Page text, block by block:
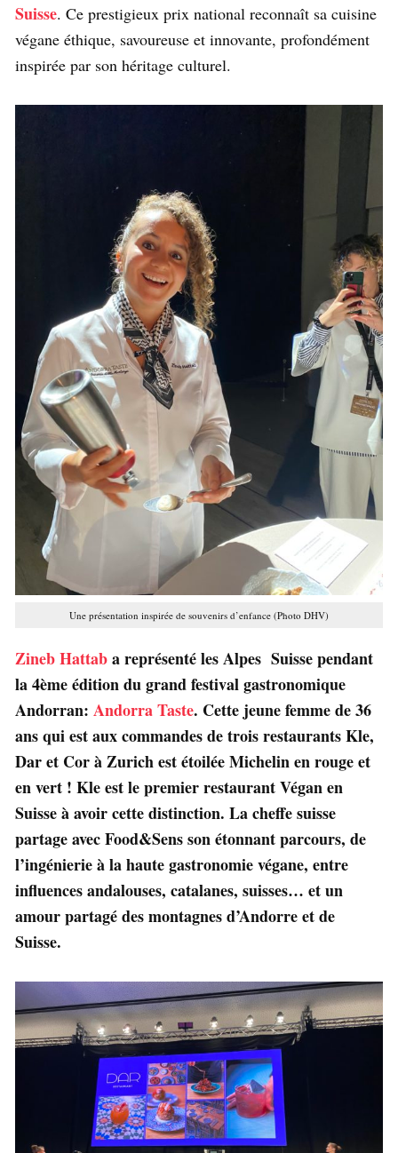
Suisse. Ce prestigieux prix national reconnaît sa cuisine
végane éthique, savoureuse et innovante, profondément
inspirée par son héritage culturel.
Une présentation inspirée de souvenirs d’enfance (Photo DHV)
Zineb Hattaba représenté les Alpes Suisse pendant
la 4ème édition du grand festival gastronomique
Andorran: Andorra Taste. Cette jeune femme de 36
ans qui est aux commandes de trois restaurants Kle,
Dar et Cor à Zurich est étoilée Michelin en rouge et
en vert ! Kle est le premier restaurant Végan en
Suisse à avoir cette distinction. La cheffe suisse
partage avec Food&Sens son étonnant parcours, de
l’ingénierie à la haute gastronomie végane, entre
influences andalouses, catalanes, suisses… et un
amour partagé des montagnes d’Andorre et de
Suisse.